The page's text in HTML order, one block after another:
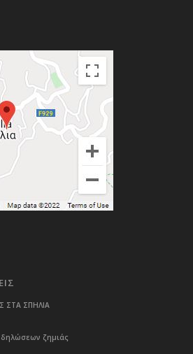
ΣΤΑ ΣΠΗΛΙΑ
ζημιάς